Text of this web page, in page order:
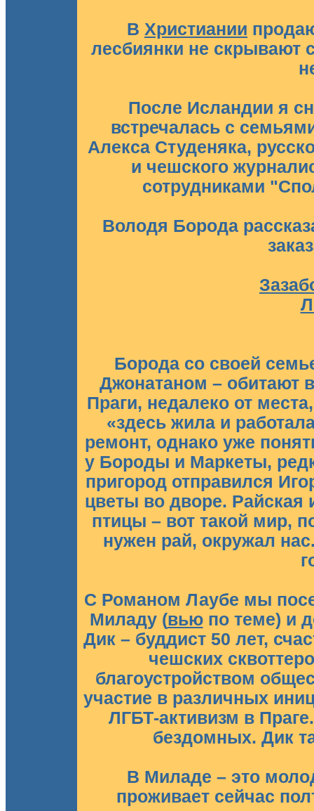
В Христиании
лесбиянки не скрывают
После Исландии я
встречалась с
Алекса Студеняка,
и чешского
сотрудниками
Володя Борода
Борода со своей
Джонатаном – обитают
Праги, недалеко от
«здесь жила и
ремонт, однако уже
у Бороды и Маркеты,
пригород отправился
цветы во дворе.
птицы – вот такой мир,
нужен рай, окружал
С Романом Лаубе мы
Миладу (вьюпо теме) и
Дик – буддист 50 лет,
чешских
благоустройством
участие в различных
ЛГБТ-активизм в
бездомных. Дик
В Миладе – это
проживает сейчас